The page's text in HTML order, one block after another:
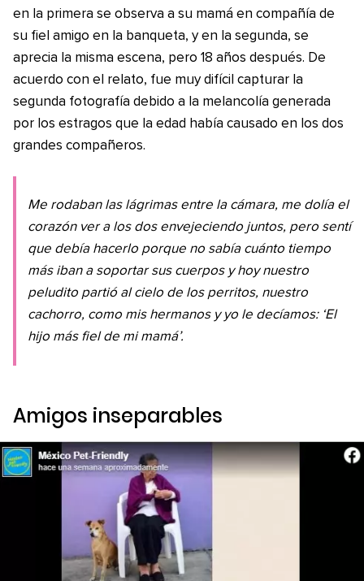
en la primera se observa a su mamá en compañía de
su fiel amigo en la banqueta, y en la segunda, se
aprecia la misma escena, pero 18 años después. De
acuerdo con el relato, fue muy difícil capturar la
segunda fotografía debido a la melancolía generada
por los estragos que la edad había causado en los dos
grandes compañeros.
Me rodaban las lágrimas entre la cámara, me dolía el
corazón ver a los dos envejeciendo juntos, pero sentí
que debía hacerlo porque no sabía cuánto tiempo
más iban a soportar sus cuerpos y hoy nuestro
peludito partió al cielo de los perritos, nuestro
cachorro, como mis hermanos y yo le decíamos: ‘El
hijo más fiel de mi mamá’.
Amigos inseparables